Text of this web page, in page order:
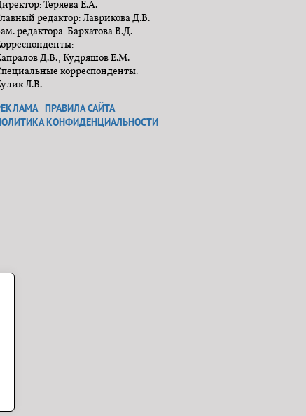
Теряева Е.А.
редактор: Лаврикова Д.В.
редактора: Бархатова В.Д.
Д.В., Кудряшов Е.М.
корреспонденты:
Л.В.
ПРАВИЛА САЙТА
КОНФИДЕНЦИАЛЬНОСТИ